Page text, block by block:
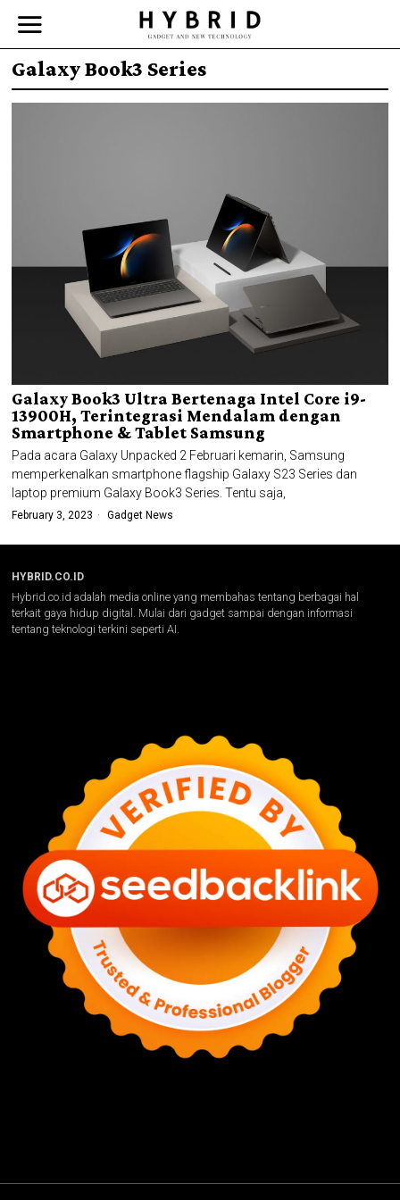
Galaxy Book3 Series
Galaxy Book3 Ultra Bertenaga Intel Core i9-
13900H, Terintegrasi Mendalam dengan
Smartphone & Tablet Samsung
Pada acara Galaxy Unpacked 2 Februari kemarin, Samsung
memperkenalkan smartphone flagship Galaxy S23 Series dan
laptop premium Galaxy Book3 Series. Tentu saja,
February 3, 2023 Gadget News
HYBRID.CO.ID
Hybrid.co.id adalah media online yang membahas tentang berbagai hal
terkait gaya hidup digital. Mulai dari gadget sampai dengan informasi
tentang teknologi terkini seperti AI.